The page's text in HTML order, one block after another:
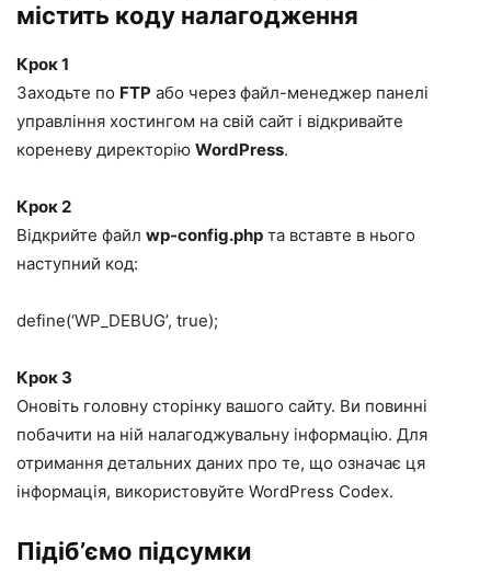
містить коду налагодження
Крок 1
Заходьте по FTP або через файл-менеджер панелі
управління хостингом на свій сайт і відкривайте
кореневу директорію WordPress.
Крок 2
Відкрийте файл wp-config.php та вставте в нього
наступний код:
define(‘WP_DEBUG’, true);
Крок 3
Оновіть головну сторінку вашого сайту. Ви повинні
побачити на ній налагоджувальну інформацію. Для
отримання детальних даних про те, що означає ця
інформація, використовуйте WordPress Codex.
Підіб’ємо підсумки